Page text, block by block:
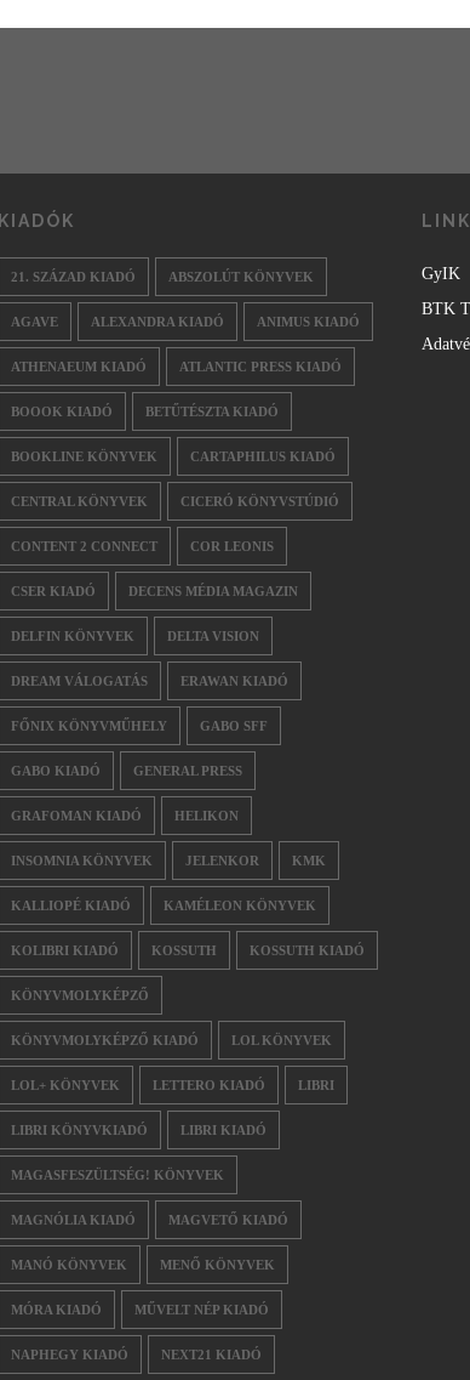
KIADÓK
21. SZÁZAD KIADÓ ABSZOLÚT KÖNYVEK
AGAVE ALEXANDRA KIADÓ ANIMUS KIADÓ
ATHENAEUM KIADÓ ATLANTIC PRESS KIADÓ
BOOOK KIADÓ BETŰTÉSZTA KIADÓ
BOOKLINE KÖNYVEK CARTAPHILUS KIADÓ
CENTRAL KÖNYVEK CICERÓ KÖNYVSTÚDIÓ
CONTENT 2 CONNECT COR LEONIS
CSER KIADÓ DECENS MÉDIA MAGAZIN
DELFIN KÖNYVEK DELTA VISION
DREAM VÁLOGATÁS ERAWAN KIADÓ
FŐNIX KÖNYVMŰHELY GABO SFF
GABO KIADÓ GENERAL PRESS
GRAFOMAN KIADÓ HELIKON
INSOMNIA KÖNYVEK JELENKOR KMK
KALLIOPÉ KIADÓ KAMÉLEON KÖNYVEK
KOLIBRI KIADÓ KOSSUTH KOSSUTH KIADÓ
KÖNYVMOLYKÉPZŐ
KÖNYVMOLYKÉPZŐ KIADÓ LOL KÖNYVEK
LOL+ KÖNYVEK LETTERO KIADÓ LIBRI
LIBRI KÖNYVKIADÓ LIBRI KIADÓ
MAGASFESZÜLTSÉG! KÖNYVEK
MAGNÓLIA KIADÓ MAGVETŐ KIADÓ
MANÓ KÖNYVEK MENŐ KÖNYVEK
MÓRA KIADÓ MŰVELT NÉP KIADÓ
NAPHEGY KIADÓ NEXT21 KIADÓ
GyIK
BTK